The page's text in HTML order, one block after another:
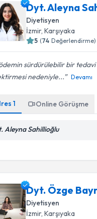
Dyt. Aleyna
Diyetisyen
İzmir, Karşıyaka
5 (74 Değerlendirme)
sürdürülebilir bir tedavi
nedeniyle...
Devamı
1 Online Görüşme
Aleyna Sahillioğlu
Dyt. Özge
Diyetisyen
İzmir, Karşıyaka